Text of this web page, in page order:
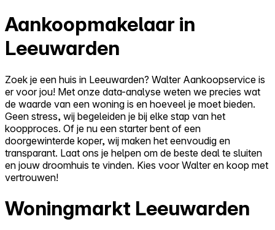
Aankoopmakelaar in
Leeuwarden
Zoek je een huis in Leeuwarden? Walter Aankoopservice is
er voor jou! Met onze data-analyse weten we precies wat
de waarde van een woning is en hoeveel je moet bieden.
Geen stress, wij begeleiden je bij elke stap van het
koopproces. Of je nu een starter bent of een
doorgewinterde koper, wij maken het eenvoudig en
transparant. Laat ons je helpen om de beste deal te sluiten
en jouw droomhuis te vinden. Kies voor Walter en koop met
vertrouwen!
Woningmarkt Leeuwarden